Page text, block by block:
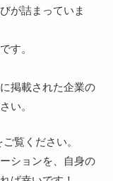
が詰まっていま
す。
掲載された企業の
い。
覧ください。
ションを、自身の